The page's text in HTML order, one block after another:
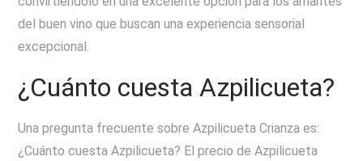
del buen vino que buscan una experiencia sensorial
excepcional.
¿Cuánto cuesta Azpilicueta?
Una pregunta frecuente sobre Azpilicueta Crianza es:
¿Cuánto cuesta Azpilicueta? El precio de Azpilicueta